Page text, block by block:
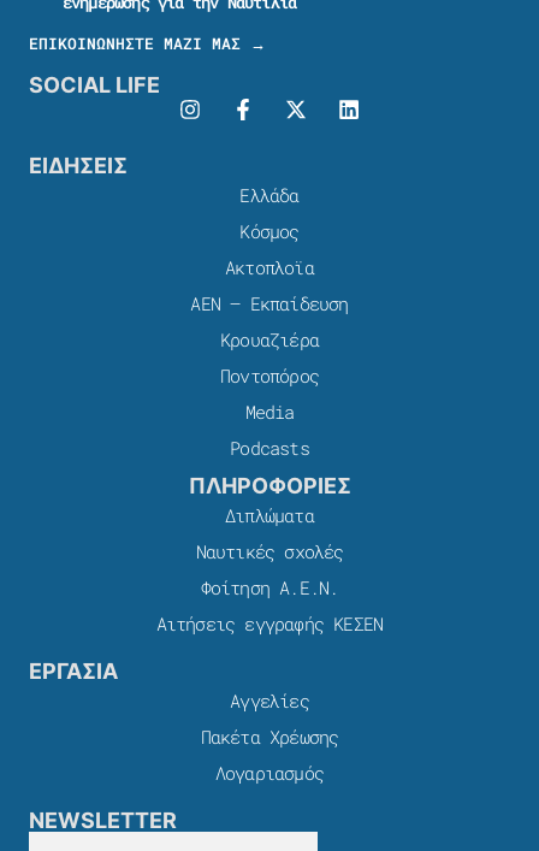
ΕΠΙΚΟΙΝΩΝΗΣΤΕ ΜΑΖΙ ΜΑΣ →
SOCIAL LIFE
ΕΙΔΗΣΕΙΣ
Ελλάδα
Κόσμος
Ακτοπλοϊα
ΑΕΝ – Εκπαίδευση
Κρουαζιέρα
Ποντοπόρος
Media
Podcasts
ΠΛΗΡΟΦΟΡΙΕΣ
Διπλώματα
Ναυτικές σχολές
Φοίτηση Α.Ε.Ν.
Αιτήσεις εγγραφής ΚΕΣΕΝ
ΕΡΓΑΣΙΑ
Αγγελίες
Πακέτα Χρέωσης​
Λογαριασμός
NEWSLETTER